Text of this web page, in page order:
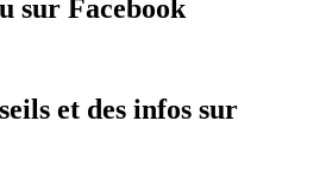
sur Facebook
et des infos sur